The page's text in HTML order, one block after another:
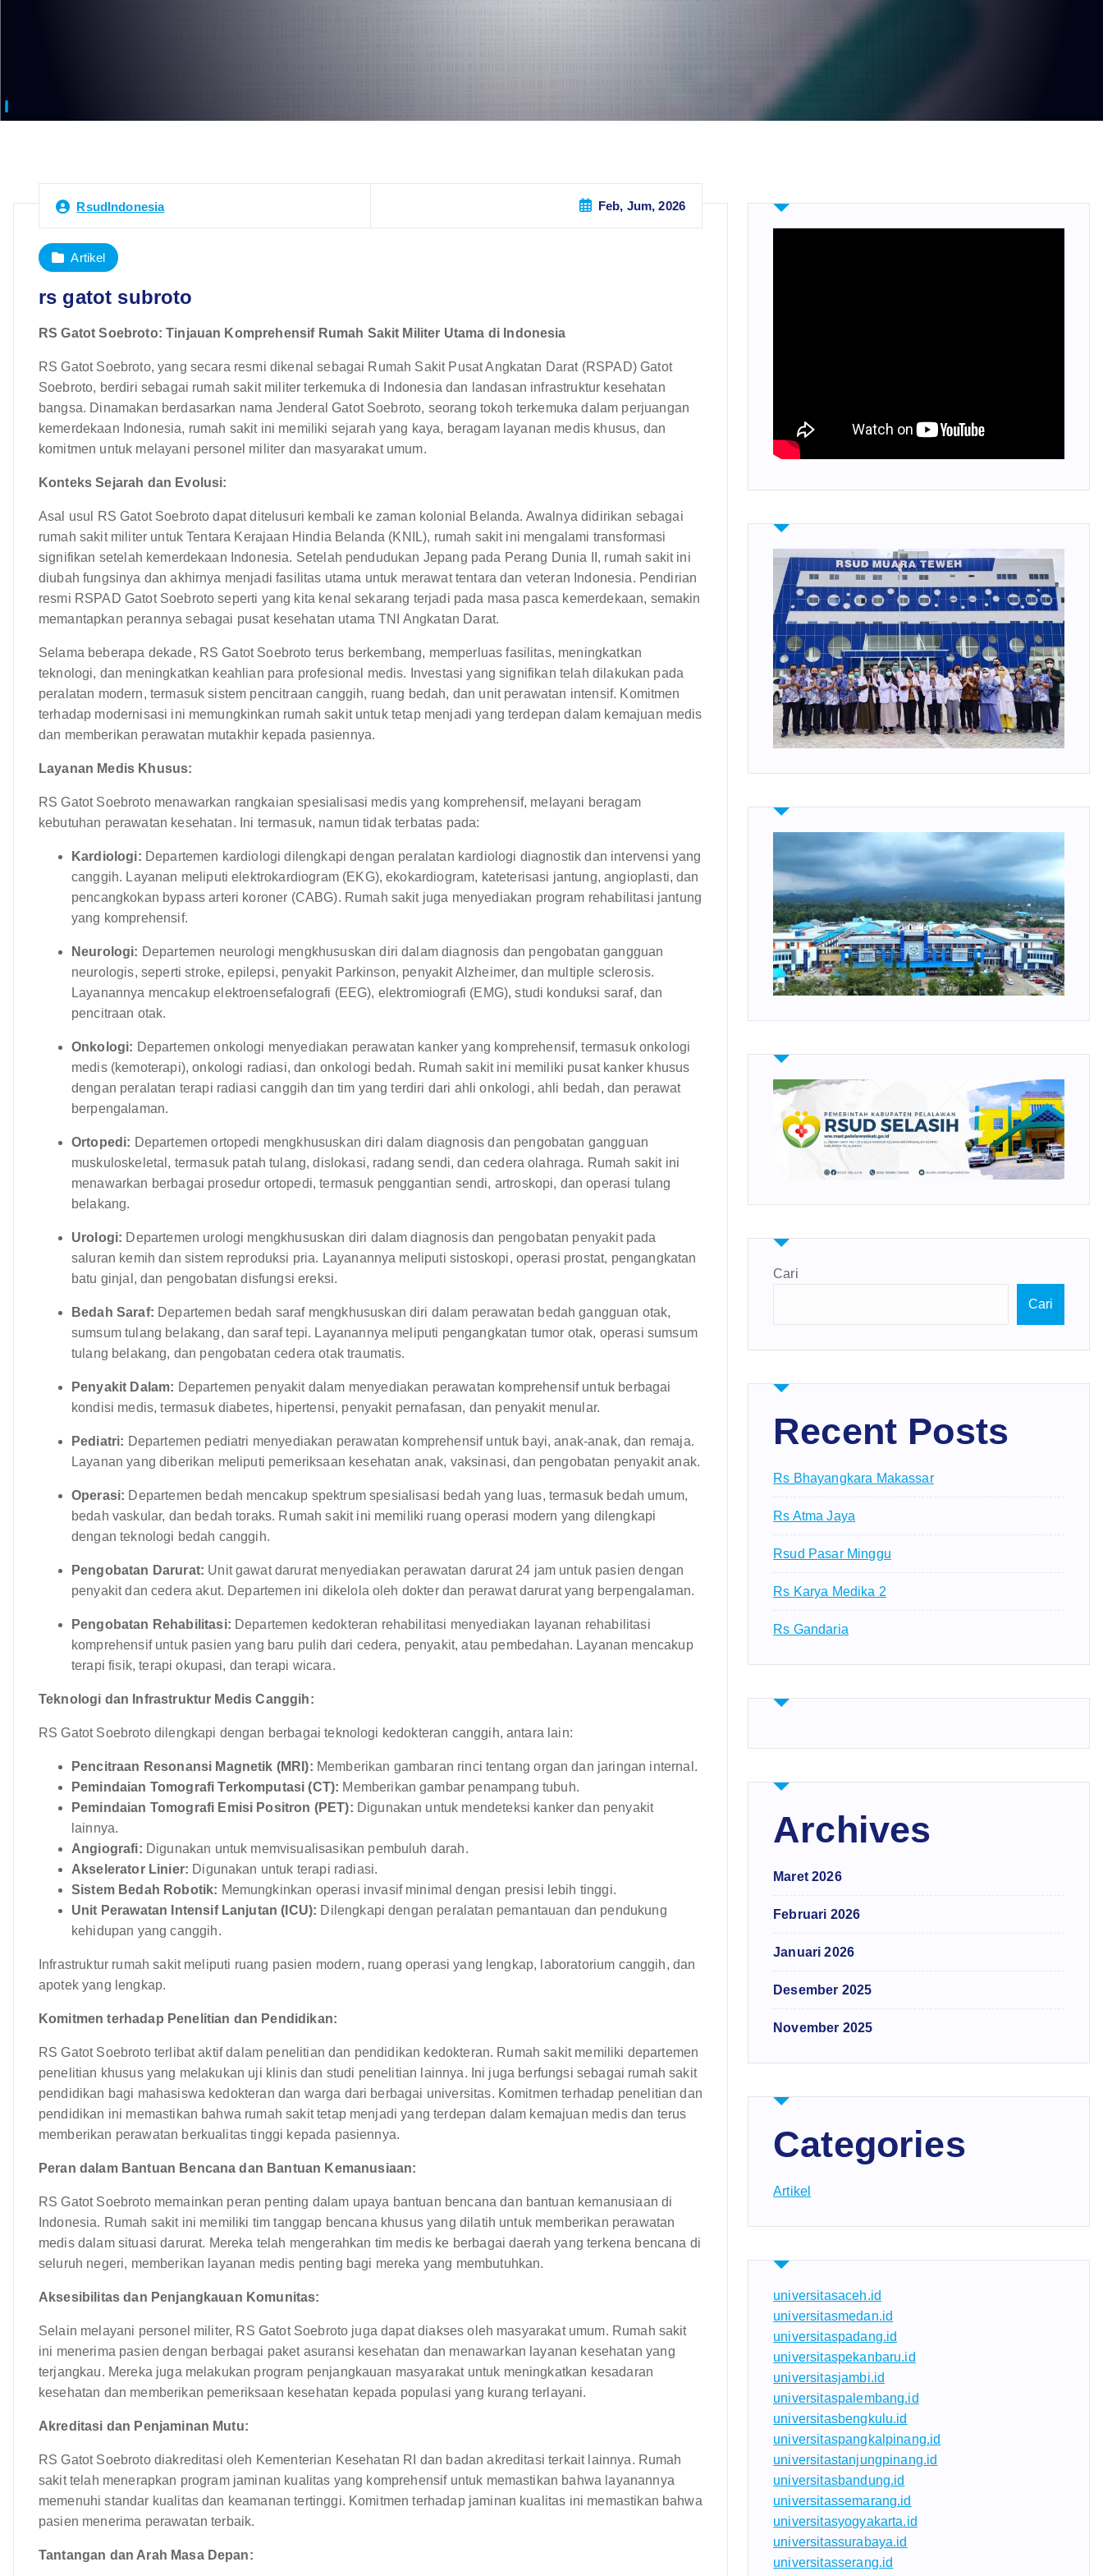
RsudIndonesia Feb, Jum, 2026
Artikel
rs gatot subroto
RS Gatot Soebroto: Tinjauan Komprehensif Rumah Sakit Militer Utama di Indonesia
RS Gatot Soebroto, yang secara resmi dikenal sebagai Rumah Sakit Pusat Angkatan Darat (RSPAD) Gatot
Soebroto, berdiri sebagai rumah sakit militer terkemuka di Indonesia dan landasan infrastruktur kesehatan
bangsa. Dinamakan berdasarkan nama Jenderal Gatot Soebroto, seorang tokoh terkemuka dalam perjuangan
kemerdekaan Indonesia, rumah sakit ini memiliki sejarah yang kaya, beragam layanan medis khusus, dan
komitmen untuk melayani personel militer dan masyarakat umum.
Konteks Sejarah dan Evolusi:
Asal usul RS Gatot Soebroto dapat ditelusuri kembali ke zaman kolonial Belanda. Awalnya didirikan sebagai
rumah sakit militer untuk Tentara Kerajaan Hindia Belanda (KNIL), rumah sakit ini mengalami transformasi
signifikan setelah kemerdekaan Indonesia. Setelah pendudukan Jepang pada Perang Dunia II, rumah sakit ini
diubah fungsinya dan akhirnya menjadi fasilitas utama untuk merawat tentara dan veteran Indonesia. Pendirian
resmi RSPAD Gatot Soebroto seperti yang kita kenal sekarang terjadi pada masa pasca kemerdekaan, semakin
memantapkan perannya sebagai pusat kesehatan utama TNI Angkatan Darat.
Selama beberapa dekade, RS Gatot Soebroto terus berkembang, memperluas fasilitas, meningkatkan
teknologi, dan meningkatkan keahlian para profesional medis. Investasi yang signifikan telah dilakukan pada
peralatan modern, termasuk sistem pencitraan canggih, ruang bedah, dan unit perawatan intensif. Komitmen
terhadap modernisasi ini memungkinkan rumah sakit untuk tetap menjadi yang terdepan dalam kemajuan medis
dan memberikan perawatan mutakhir kepada pasiennya.
Layanan Medis Khusus:
RS Gatot Soebroto menawarkan rangkaian spesialisasi medis yang komprehensif, melayani beragam
kebutuhan perawatan kesehatan. Ini termasuk, namun tidak terbatas pada:
Kardiologi: Departemen kardiologi dilengkapi dengan peralatan kardiologi diagnostik dan intervensi yang
canggih. Layanan meliputi elektrokardiogram (EKG), ekokardiogram, kateterisasi jantung, angioplasti, dan
pencangkokan bypass arteri koroner (CABG). Rumah sakit juga menyediakan program rehabilitasi jantung
yang komprehensif.
Neurologi: Departemen neurologi mengkhususkan diri dalam diagnosis dan pengobatan gangguan
neurologis, seperti stroke, epilepsi, penyakit Parkinson, penyakit Alzheimer, dan multiple sclerosis.
Layanannya mencakup elektroensefalografi (EEG), elektromiografi (EMG), studi konduksi saraf, dan
pencitraan otak.
Onkologi: Departemen onkologi menyediakan perawatan kanker yang komprehensif, termasuk onkologi
medis (kemoterapi), onkologi radiasi, dan onkologi bedah. Rumah sakit ini memiliki pusat kanker khusus
dengan peralatan terapi radiasi canggih dan tim yang terdiri dari ahli onkologi, ahli bedah, dan perawat
berpengalaman.
Ortopedi: Departemen ortopedi mengkhususkan diri dalam diagnosis dan pengobatan gangguan
muskuloskeletal, termasuk patah tulang, dislokasi, radang sendi, dan cedera olahraga. Rumah sakit ini
menawarkan berbagai prosedur ortopedi, termasuk penggantian sendi, artroskopi, dan operasi tulang
belakang.
Urologi: Departemen urologi mengkhususkan diri dalam diagnosis dan pengobatan penyakit pada
saluran kemih dan sistem reproduksi pria. Layanannya meliputi sistoskopi, operasi prostat, pengangkatan
batu ginjal, dan pengobatan disfungsi ereksi.
Bedah Saraf: Departemen bedah saraf mengkhususkan diri dalam perawatan bedah gangguan otak,
sumsum tulang belakang, dan saraf tepi. Layanannya meliputi pengangkatan tumor otak, operasi sumsum
tulang belakang, dan pengobatan cedera otak traumatis.
Penyakit Dalam: Departemen penyakit dalam menyediakan perawatan komprehensif untuk berbagai
kondisi medis, termasuk diabetes, hipertensi, penyakit pernafasan, dan penyakit menular.
Pediatri: Departemen pediatri menyediakan perawatan komprehensif untuk bayi, anak-anak, dan remaja.
Layanan yang diberikan meliputi pemeriksaan kesehatan anak, vaksinasi, dan pengobatan penyakit anak.
Operasi: Departemen bedah mencakup spektrum spesialisasi bedah yang luas, termasuk bedah umum,
bedah vaskular, dan bedah toraks. Rumah sakit ini memiliki ruang operasi modern yang dilengkapi
dengan teknologi bedah canggih.
Pengobatan Darurat: Unit gawat darurat menyediakan perawatan darurat 24 jam untuk pasien dengan
penyakit dan cedera akut. Departemen ini dikelola oleh dokter dan perawat darurat yang berpengalaman.
Pengobatan Rehabilitasi: Departemen kedokteran rehabilitasi menyediakan layanan rehabilitasi
komprehensif untuk pasien yang baru pulih dari cedera, penyakit, atau pembedahan. Layanan mencakup
terapi fisik, terapi okupasi, dan terapi wicara.
Teknologi dan Infrastruktur Medis Canggih:
RS Gatot Soebroto dilengkapi dengan berbagai teknologi kedokteran canggih, antara lain:
Pencitraan Resonansi Magnetik (MRI): Memberikan gambaran rinci tentang organ dan jaringan internal.
Pemindaian Tomografi Terkomputasi (CT): Memberikan gambar penampang tubuh.
Pemindaian Tomografi Emisi Positron (PET): Digunakan untuk mendeteksi kanker dan penyakit
lainnya.
Angiografi: Digunakan untuk memvisualisasikan pembuluh darah.
Akselerator Linier: Digunakan untuk terapi radiasi.
Sistem Bedah Robotik: Memungkinkan operasi invasif minimal dengan presisi lebih tinggi.
Unit Perawatan Intensif Lanjutan (ICU): Dilengkapi dengan peralatan pemantauan dan pendukung
kehidupan yang canggih.
Infrastruktur rumah sakit meliputi ruang pasien modern, ruang operasi yang lengkap, laboratorium canggih, dan
apotek yang lengkap.
Komitmen terhadap Penelitian dan Pendidikan:
RS Gatot Soebroto terlibat aktif dalam penelitian dan pendidikan kedokteran. Rumah sakit memiliki departemen
penelitian khusus yang melakukan uji klinis dan studi penelitian lainnya. Ini juga berfungsi sebagai rumah sakit
pendidikan bagi mahasiswa kedokteran dan warga dari berbagai universitas. Komitmen terhadap penelitian dan
pendidikan ini memastikan bahwa rumah sakit tetap menjadi yang terdepan dalam kemajuan medis dan terus
memberikan perawatan berkualitas tinggi kepada pasiennya.
Peran dalam Bantuan Bencana dan Bantuan Kemanusiaan:
RS Gatot Soebroto memainkan peran penting dalam upaya bantuan bencana dan bantuan kemanusiaan di
Indonesia. Rumah sakit ini memiliki tim tanggap bencana khusus yang dilatih untuk memberikan perawatan
medis dalam situasi darurat. Mereka telah mengerahkan tim medis ke berbagai daerah yang terkena bencana di
seluruh negeri, memberikan layanan medis penting bagi mereka yang membutuhkan.
Aksesibilitas dan Penjangkauan Komunitas:
Selain melayani personel militer, RS Gatot Soebroto juga dapat diakses oleh masyarakat umum. Rumah sakit
ini menerima pasien dengan berbagai paket asuransi kesehatan dan menawarkan layanan kesehatan yang
terjangkau. Mereka juga melakukan program penjangkauan masyarakat untuk meningkatkan kesadaran
kesehatan dan memberikan pemeriksaan kesehatan kepada populasi yang kurang terlayani.
Akreditasi dan Penjaminan Mutu:
RS Gatot Soebroto diakreditasi oleh Kementerian Kesehatan RI dan badan akreditasi terkait lainnya. Rumah
sakit telah menerapkan program jaminan kualitas yang komprehensif untuk memastikan bahwa layanannya
memenuhi standar kualitas dan keamanan tertinggi. Komitmen terhadap jaminan kualitas ini memastikan bahwa
pasien menerima perawatan terbaik.
Tantangan dan Arah Masa Depan:
Cari
Cari
Recent Posts
Rs Bhayangkara Makassar
Rs Atma Jaya
Rsud Pasar Minggu
Rs Karya Medika 2
Rs Gandaria
Archives
Maret 2026
Februari 2026
Januari 2026
Desember 2025
November 2025
Categories
Artikel
universitasaceh.id
universitasmedan.id
universitaspadang.id
universitaspekanbaru.id
universitasjambi.id
universitaspalembang.id
universitasbengkulu.id
universitaspangkalpinang.id
universitastanjungpinang.id
universitasbandung.id
universitassemarang.id
universitasyogyakarta.id
universitassurabaya.id
universitasserang.id